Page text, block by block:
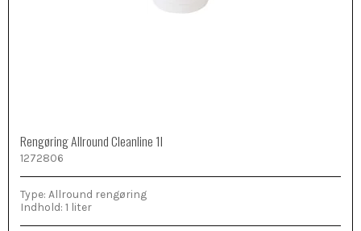
Rengøring Allround Cleanline 1l
1272806
Type: Allround rengøring
Indhold: 1 liter